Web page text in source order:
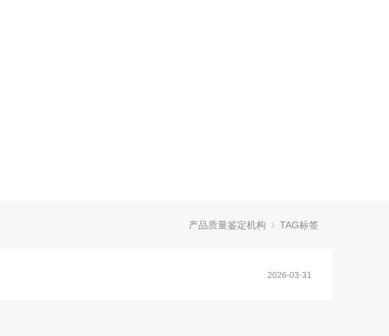
产品质量鉴定机构 TAG标签
2026-03-31